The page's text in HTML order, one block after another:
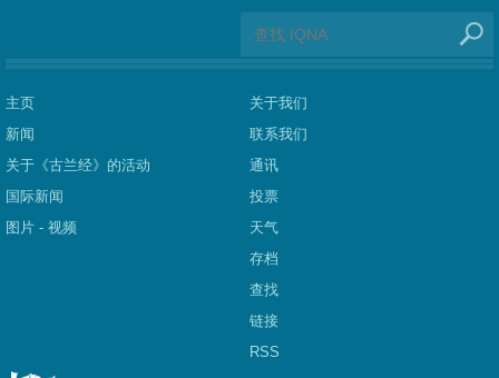
主页
新闻
关于《古兰经》的活动
国际新闻
图片 - 视频
关于我们
联系我们
通讯
投票
天气
存档
查找
链接
RSS